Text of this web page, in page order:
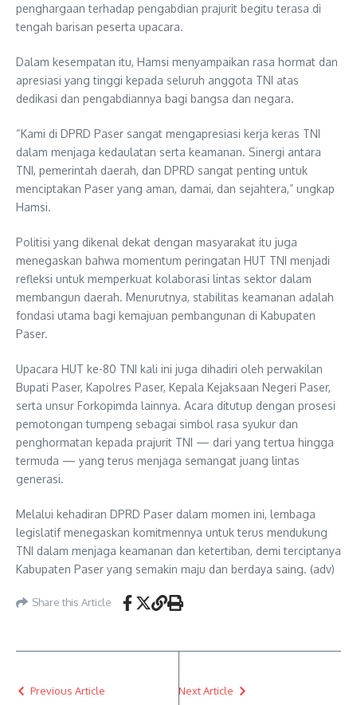
penghargaan terhadap pengabdian prajurit begitu terasa di
tengah barisan peserta upacara.
Dalam kesempatan itu, Hamsi menyampaikan rasa hormat dan
apresiasi yang tinggi kepada seluruh anggota TNI atas
dedikasi dan pengabdiannya bagi bangsa dan negara.
“Kami di DPRD Paser sangat mengapresiasi kerja keras TNI
dalam menjaga kedaulatan serta keamanan. Sinergi antara
TNI, pemerintah daerah, dan DPRD sangat penting untuk
menciptakan Paser yang aman, damai, dan sejahtera,” ungkap
Hamsi.
Politisi yang dikenal dekat dengan masyarakat itu juga
menegaskan bahwa momentum peringatan HUT TNI menjadi
refleksi untuk memperkuat kolaborasi lintas sektor dalam
membangun daerah. Menurutnya, stabilitas keamanan adalah
fondasi utama bagi kemajuan pembangunan di Kabupaten
Paser.
Upacara HUT ke-80 TNI kali ini juga dihadiri oleh perwakilan
Bupati Paser, Kapolres Paser, Kepala Kejaksaan Negeri Paser,
serta unsur Forkopimda lainnya. Acara ditutup dengan prosesi
pemotongan tumpeng sebagai simbol rasa syukur dan
penghormatan kepada prajurit TNI — dari yang tertua hingga
termuda — yang terus menjaga semangat juang lintas
generasi.
Melalui kehadiran DPRD Paser dalam momen ini, lembaga
legislatif menegaskan komitmennya untuk terus mendukung
TNI dalam menjaga keamanan dan ketertiban, demi terciptanya
Kabupaten Paser yang semakin maju dan berdaya saing. (adv)
Share this Article
Previous Article Next Article